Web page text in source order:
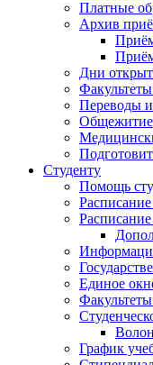
Платные
Архив
Дни
Переводы
Общежитие
Студенту
Помощь
Расписание
Единое
График